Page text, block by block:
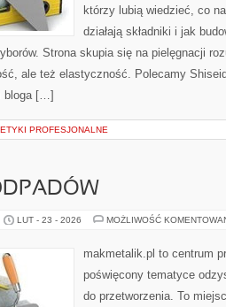
którzy lubią wiedzieć, co
działają składniki i jak
Strona skupia się na pielęgnacji
ale też elastyczność. Polecamy
bloga […]
PROFESJONALNE
LUT - 23 - 2026 MOŻLIWOŚĆ
makmetalik.pl to centrum
poświęcony tematyce
do przetworzenia. To